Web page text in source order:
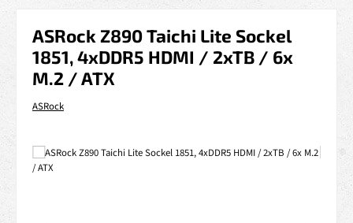
ASRock Z890 Taichi Lite Sockel
1851, 4xDDR5 HDMI / 2xTB / 6x
M.2 / ATX
ASRock
Bildergalerie überspringen